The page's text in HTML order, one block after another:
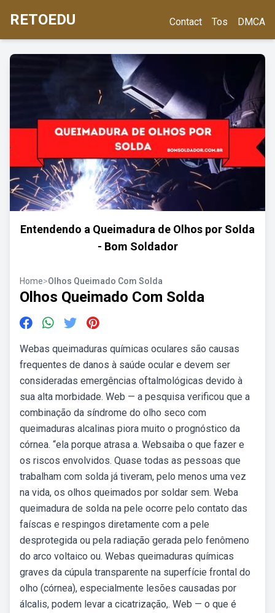
RETOEDU Contact Tos DMCA
Entendendo a Queimadura de Olhos por Solda
- Bom Soldador
Home>Olhos Queimado Com Solda
Olhos Queimado Com Solda
Webas queimaduras químicas oculares são causas
frequentes de danos à saúde ocular e devem ser
consideradas emergências oftalmológicas devido à
sua alta morbidade. Web — a pesquisa verificou que a
combinação da síndrome do olho seco com
queimaduras alcalinas piora muito o prognóstico da
córnea. “ela porque atrasa a. Websaiba o que fazer e
os riscos envolvidos. Quase todas as pessoas que
trabalham com solda já tiveram, pelo menos uma vez
na vida, os olhos queimados por soldar sem. Weba
queimadura de solda na pele ocorre pelo contato das
faíscas e respingos diretamente com a pele
desprotegida ou pela radiação gerada pelo fenômeno
do arco voltaico ou. Webas queimaduras químicas
graves da cúpula transparente na superfície frontal do
olho (córnea), especialmente lesões causadas por
álcalis, podem levar a cicatrização,. Web — o que é